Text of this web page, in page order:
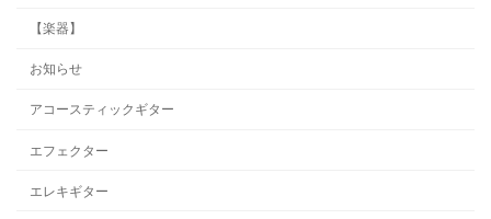
【楽器】
お知らせ
アコースティックギター
エフェクター
エレキギター